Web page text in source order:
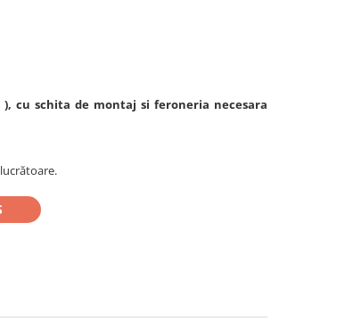
cu schita de montaj si feroneria necesara